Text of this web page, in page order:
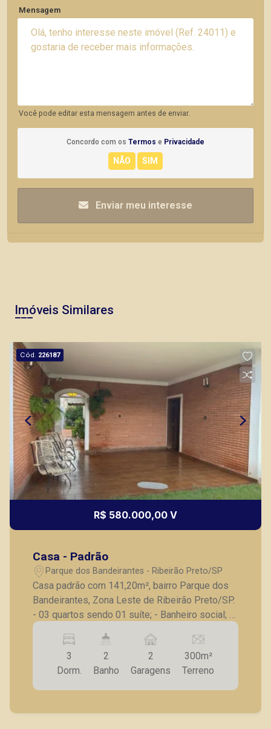
Mensagem
Você pode editar esta mensagem antes de enviar.
Concordo com os Termos e Privacidade
Enviar meu interesse
Imóveis Similares
Cód. 226187
R$ 580.000,00 V
Casa - Padrão
Parque dos Bandeirantes - Ribeirão Preto/SP
Casa padrão com 141,20m², bairro Parque dos
Bandeirantes, Zona Leste de Ribeirão Preto/SP.
- 03 quartos sendo 01 suíte; - Banheiro social; -
Sala para 2 ambientes; - Cozinha ampla; - Área
de serviço; - Jardim de inverno; - Quintal; - 02
vagas de garagem. A Piramid tem como objetivo
atender seus clientes com agilidade e
segurança, em locação, vendas de imóveis
lançamentos da cidade de Ribeirão Preto.
3
Dorm.
2
Banho
2
Garagens
300m²
Terreno